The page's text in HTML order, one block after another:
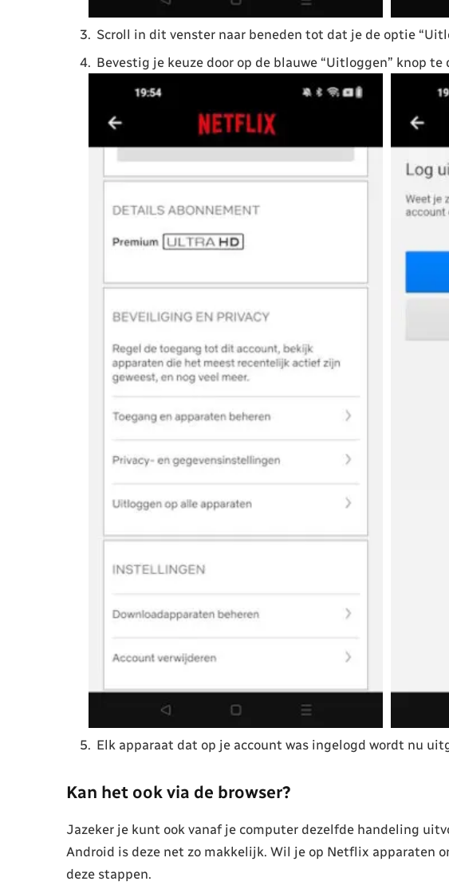
Scroll in dit venster naar beneden tot dat je de optie
Bevestig je keuze door op de blauwe “Uitloggen” knop te
Elk apparaat dat op je account was ingelogd wordt nu
Kan het ook via de browser?
Jazeker je kunt ook vanaf je computer dezelfde handeling
Android is deze net zo makkelijk. Wil je op Netflix apparaten
deze stappen.